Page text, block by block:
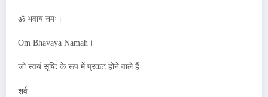
ॐ भवाय नमः।
Om Bhavaya Namah।
जो स्वयं सृष्टि के रूप में प्रकट होने वाले हैं
शर्व